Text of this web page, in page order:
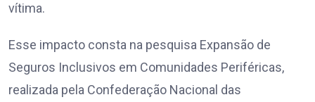
vítima.
Esse impacto consta na pesquisa Expansão de
Seguros Inclusivos em Comunidades Periféricas,
realizada pela Confederação Nacional das